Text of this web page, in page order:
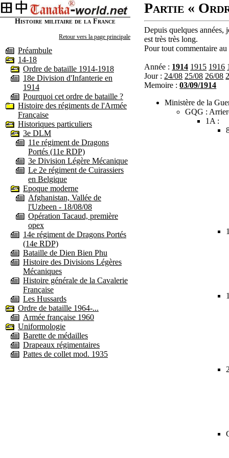
Histoire militaire de la France
Retour vers la page principale
Préambule
14-18
Ordre de bataille 1914-1918
18e Division d'Infanterie en
1914
Pourquoi cet ordre de bataille ?
Histoire des régiments de l'Armée
Française
Historiques particuliers
3e DLM
11e régiment de Dragons
Portés (11e RDP)
3e Division Légère Mécanique
Le 2e régiment de Cuirassiers
en Belgique
Epoque moderne
Afghanistan, Vallée de
l'Uzbeen - 18/08/08
Opération Tacaud, première
opex
14e régiment de Dragons Portés
(14e RDP)
Bataille de Dien Bien Phu
Histoire des Divisions Légères
Mécaniques
Histoire générale de la Cavalerie
Française
Les Hussards
Ordre de bataille 1964-...
Armée française 1960
Uniformologie
Barette de médailles
Drapeaux régimentaires
Pattes de collet mod. 1935
Partie «
Depuis quelques années,
est très très long.
Pour tout commentaire
Année : 1914 1915 1916
Jour : 24/08 25/08 26/08
Memoire :03/09/1914
Ministère de la
GQG :
1A :